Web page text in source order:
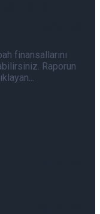
07/08/2026
finansallarını
Raporun